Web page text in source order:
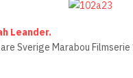
Leander.
Sverige Marabou Filmserie